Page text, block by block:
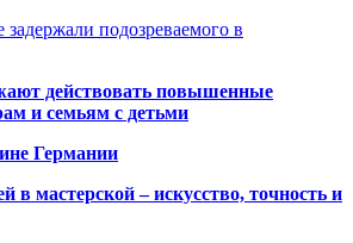
подозреваемого в
действовать повышенные
и семьям с детьми
Германии
в мастерской – искусство, точность и